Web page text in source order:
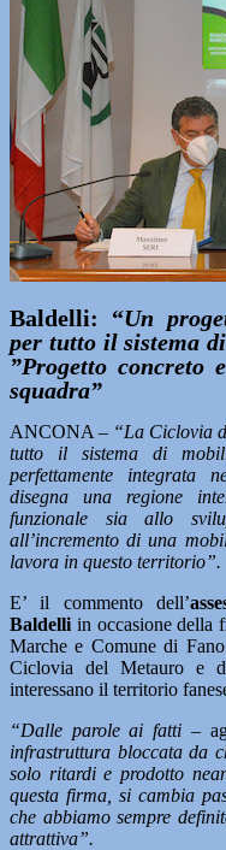
Baldelli: “Un
per tutto il sistema
”Progetto
squadra”
ANCONA – “La Ciclovia
tutto il sistema di
perfettamente integrata
disegna una regione
funzionale sia allo
all’incremento di una
lavora in questo territorio”.
E’ il commento dell’
Baldelli in occasione della
Marche e Comune di
Ciclovia del Metauro e
interessano il territorio
“Dalle parole ai fatti –
infrastruttura bloccata da
solo ritardi e prodotto
questa firma, si cambia
che abbiamo sempre
attrattiva”.